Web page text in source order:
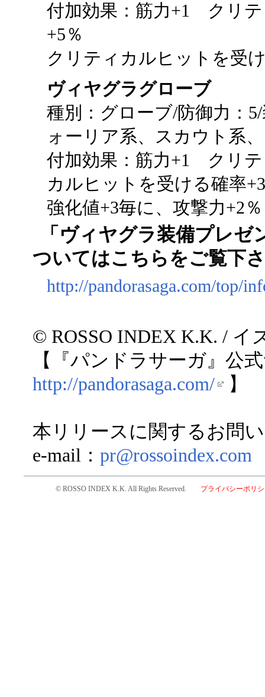
付加効果：筋力+1 クリ
+5％
クリティカルヒットを受
ヴィヤグラグローブ
種別：グローブ/防御力：
ォーリア系、スカウト系
付加効果：筋力+1 クリ
カルヒットを受ける確率
強化値+3毎に、攻撃力+2％
「ヴィヤグラ装備プレ
ついてはこちらをご覧下
http://pandorasaga.com/top/
© ROSSO INDEX K.K. / イ
【『パンドラサーガ』公
http://pandorasaga.com/
】
本リリースに関するお問
e-mail： pr@rossoindex.com